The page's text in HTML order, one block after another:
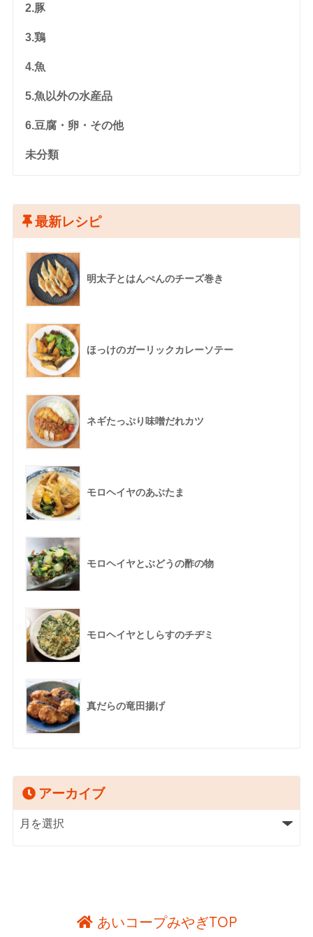
2.豚
3.鶏
4.魚
5.魚以外の水産品
6.豆腐・卵・その他
未分類
最新レシピ
明太子とはんぺんのチーズ巻き
ほっけのガーリックカレーソテー
ネギたっぷり味噌だれカツ
モロヘイヤのあぶたま
モロヘイヤとぶどうの酢の物
モロヘイヤとしらすのチヂミ
真だらの竜田揚げ
アーカイブ
あいコープみやぎTOP